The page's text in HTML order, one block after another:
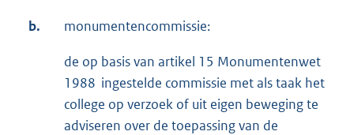
b. monumentencommissie:
de op basis van artikel 15 Monumentenwet
1988 ingestelde commissie met als taak het
college op verzoek of uit eigen beweging te
adviseren over de toepassing van de